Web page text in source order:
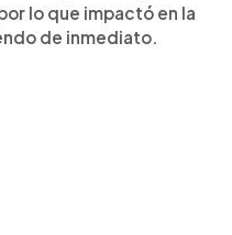
lo que impactó en la
de inmediato.